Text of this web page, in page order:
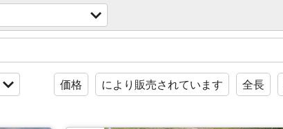
価格 により販売されています 全長